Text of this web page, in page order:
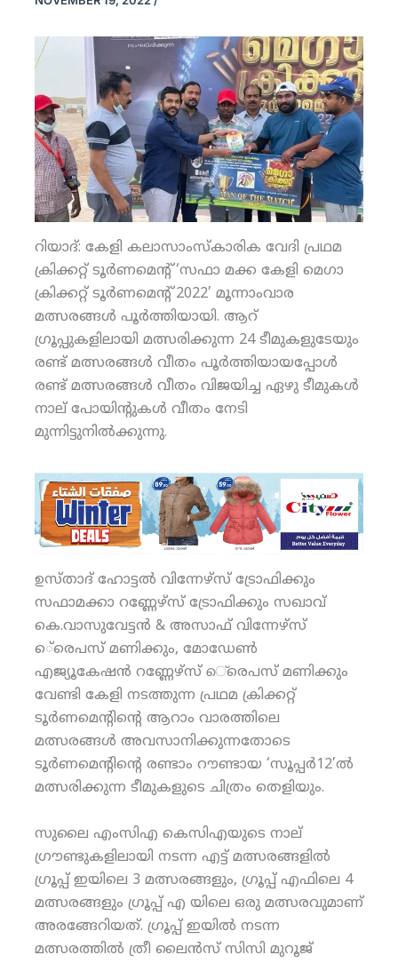
റിയാദ്: കേളി കലാസാംസ്‌കാരിക വേദി പ്രഥമ
ക്രിക്കറ്റ് ടൂര്‍ണമെന്റ് ‘സഫാ മക്ക കേളി മെഗാ
ക്രിക്കറ്റ് ടൂര്‍ണമെന്റ് 2022’ മൂന്നാംവാര
മത്സരങ്ങള്‍ പൂര്‍ത്തിയായി. ആറ്
ഗ്രൂപ്പുകളിലായി മത്സരിക്കുന്ന 24 ടീമുകളുടേയും
രണ്ട് മത്സരങ്ങള്‍ വീതം പൂര്‍ത്തിയായപ്പോള്‍
രണ്ട് മത്സരങ്ങള്‍ വീതം വിജയിച്ച ഏഴു ടീമുകള്‍
നാല് പോയിന്റുകള്‍ വീതം നേടി
മുന്നിട്ടുനില്‍ക്കുന്നു.
ഉസ്താദ് ഹോട്ടല്‍ വിന്നേഴ്‌സ് ട്രോഫിക്കും
സഫാമക്കാ റണ്ണേഴ്‌സ് ട്രോഫിക്കും സഖാവ്
കെ.വാസുവേട്ടന്‍ & അസാഫ് വിന്നേഴ്‌സ്
െ്രെപസ് മണിക്കും, മോഡേണ്‍
എജ്യൂകേഷന്‍ റണ്ണേഴ്‌സ് െ്രെപസ് മണിക്കും
വേണ്ടി കേളി നടത്തുന്ന പ്രഥമ ക്രിക്കറ്റ്
ടൂര്‍ണമെന്റിന്റെ ആറാം വാരത്തിലെ
മത്സരങ്ങള്‍ അവസാനിക്കുന്നതോടെ
ടൂര്‍ണമെന്റിന്റെ രണ്ടാം റൗണ്ടായ ‘സൂപ്പര്‍12’ല്‍
മത്സരിക്കുന്ന ടീമുകളുടെ ചിത്രം തെളിയും.
സുലൈ എംസിഎ കെസിഎയുടെ നാല്
ഗ്രൗണ്ടുകളിലായി നടന്ന എട്ട് മത്സരങ്ങളില്‍
ഗ്രൂപ്പ് ഇയിലെ 3 മത്സരങ്ങളും, ഗ്രൂപ്പ് എഫിലെ 4
മത്സരങ്ങളും ഗ്രൂപ്പ് എ യിലെ ഒരു മത്സരവുമാണ്
അരങ്ങേറിയത്. ഗ്രൂപ്പ് ഇയില്‍ നടന്ന
മത്സരത്തില്‍ ത്രീ ലൈന്‍സ് സിസി മുറൂജ്